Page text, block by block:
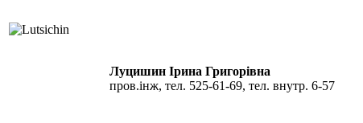
Луцишин Ірина Григорівна
пров.інж, тел. 525-61-69, тел. внутр. 6-57